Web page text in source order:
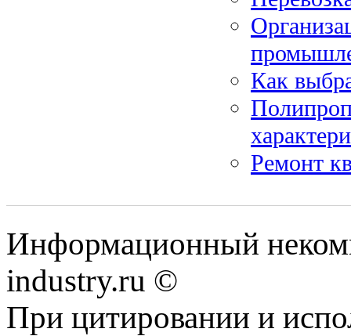
Как
Ремонт
Информационный
industry.ru ©
При цитировании и